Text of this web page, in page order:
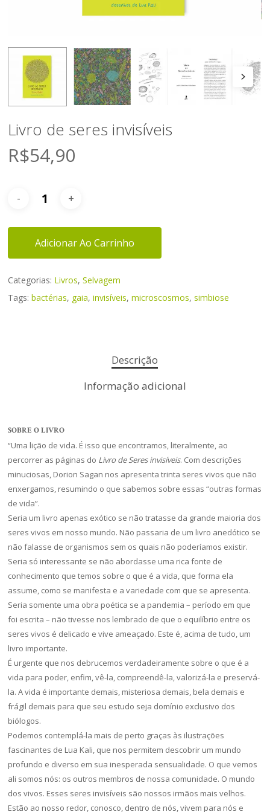
Livro de seres invisíveis
R$54,90
Adicionar Ao Carrinho
Categorias: Livros,Selvagem
Tags:bactérias, gaia,invisíveis,microscosmos,simbiose
Descrição
Informação adicional
SOBRE O LIVRO
“Uma lição de vida. É isso que encontramos, literalmente, ao
percorrer as páginas do Livro de Seres invisíveis. Com descrições
minuciosas, Dorion Sagan nos apresenta trinta seres vivos que não
enxergamos, resumindo o que sabemos sobre essas “outras formas
de vida”.
Seria um livro apenas exótico se não tratasse da grande maioria dos
seres vivos em nosso mundo. Não passaria de um livro anedótico se
não falasse de organismos sem os quais não poderíamos existir.
Seria só interessante se não abordasse uma rica fonte de
conhecimento que temos sobre o que é a vida, que forma ela
assume, como se manifesta e a variedade com que se apresenta.
Seria somente uma obra poética se a pandemia – período em que
foi escrita – não tivesse nos lembrado de que o equilíbrio entre os
seres vivos é delicado e vive ameaçado. Este é, acima de tudo, um
livro importante.
É urgente que nos debrucemos verdadeiramente sobre o que é a
vida para poder, enfim, vê-la, compreendê-la, valorizá-la e preservá-
la. A vida é importante demais, misteriosa demais, bela demais e
frágil demais para que seu estudo seja domínio exclusivo dos
biólogos.
Podemos contemplá-la mais de perto graças às ilustrações
fascinantes de Lua Kali, que nos permitem descobrir um mundo
profundo e diverso em sua inesperada sensualidade. O que vemos
ali somos nós: os outros membros de nossa comunidade. O mundo
dos vivos. Esses seres invisíveis são nossos irmãos mais velhos.
Estão ao nosso redor, conosco, dentro de nós, vivem para nós e